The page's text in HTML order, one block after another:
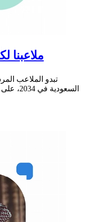
ملاعبنا
تبدو الملاعب